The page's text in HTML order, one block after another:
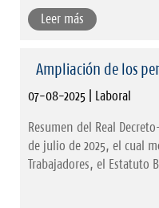
Leer más
Ampliación de los
07-08-2025 | Laboral
Resumen del Real
de julio de 2025, el cual
Trabajadores, el Estatuto